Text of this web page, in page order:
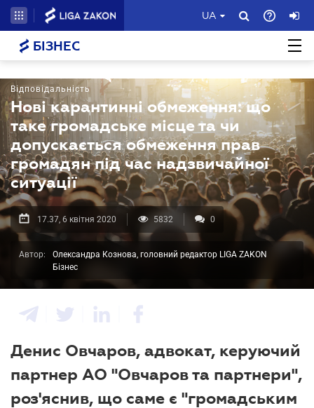
UA
БІЗНЕС
Відповідальність
Нові карантинні обмеження: що
таке громадське місце та чи
допускається обмеження прав
громадян під час надзвичайної
ситуації
17.37, 6 квітня 2020 5832 0
Автор:
Олександра Кознова, головний редактор LIGA ZAKON
Бізнес
Денис Овчаров, адвокат, керуючий
партнер АО "Овчаров та партнери",
роз'яснив, що саме є "громадським